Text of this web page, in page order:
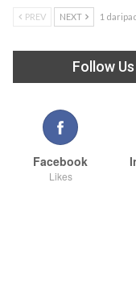
PREV NEXT 1
Follow
Facebook
Likes